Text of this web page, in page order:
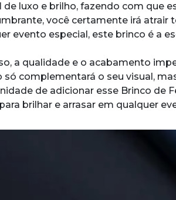
luxo e brilho, fazendo com que
você certamente irá atrair
evento especial, este brinco é a
a qualidade e o acabamento
só complementará o seu visual,
de adicionar esse Brinco de
brilhar e arrasar em qualquer